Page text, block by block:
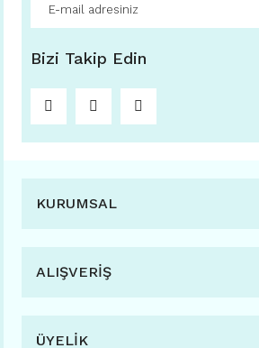
Bizi Takip Edin
KURUMSAL
ALIŞVERİŞ
ÜYELİK